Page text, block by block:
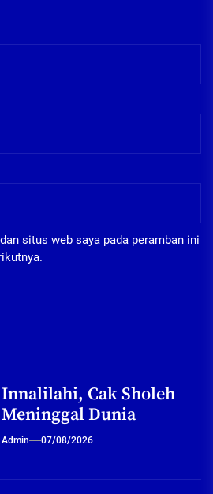
situs web saya pada peramban ini
Innalilahi, Cak Sholeh
Meninggal Dunia
Admin 07/08/2026